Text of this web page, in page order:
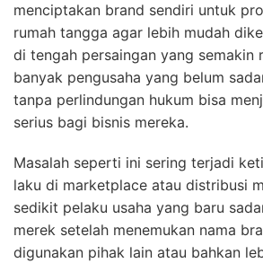
menciptakan brand sendiri untuk
rumah tangga agar lebih mudah
di tengah persaingan yang semakin
banyak pengusaha yang belum
tanpa perlindungan hukum bisa
serius bagi bisnis mereka.
Masalah seperti ini sering terjadi
laku di marketplace atau distribusi
sedikit pelaku usaha yang baru
merek setelah menemukan nama
digunakan pihak lain atau bahkan